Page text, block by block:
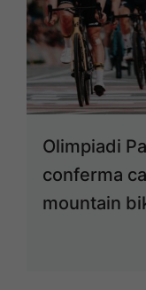
Olimpiadi
conferma
mountain